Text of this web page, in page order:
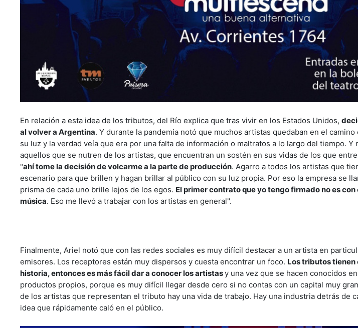
En relación a esta idea de los tributos, del Río explica que tras vivir en los Estados Unidos,
al volver a Argentina. Y durante la pandemia notó que muchos artistas quedaban en el
su luz y la verdad veía que era por una falta de información o maltratos a lo largo del tiempo.
aquellos que se nutren de los artistas, que encuentran un sostén en sus vidas de los que
"ahí tome la decisión de volcarme a la parte de producción. Agarro a todos los artistas que
escenario para que brillen y hagan brillar al público con su luz propia. Por eso la empresa se
prisma de cada uno brille lejos de los egos. El primer contrato que yo tengo firmado no es con
música. Eso me llevó a trabajar con los artistas en general".
Finalmente, Ariel notó que con las redes sociales es muy difícil destacar a un artista en
emisores. Los receptores están muy dispersos y cuesta encontrar un foco. Los tributos tienen
historia, entonces es más fácil dar a conocer los artistasy una vez que se hacen conocidos
productos propios, porque es muy difícil llegar desde cero si no contas con un capital muy
de los artistas que representan el tributo hay una vida de trabajo. Hay una industria detrás de
idea que rápidamente caló en el público.